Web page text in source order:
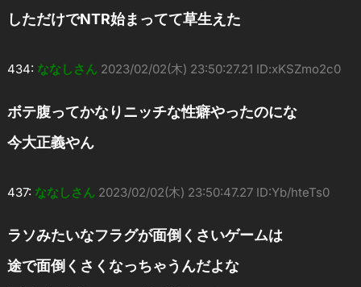
しただけでNTR始まってて草生えた
434: ななしさん 2023/02/02(木) 23:50:27.21 ID:xKSZmo2c0
ボテ腹ってかなりニッチな性癖やったのにな
今大正義やん
437: ななしさん 2023/02/02(木) 23:50:47.27 ID:Yb/hteTs0
ラソみたいなフラグが面倒くさいゲームは
途で面倒くさくなっちゃうんだよな